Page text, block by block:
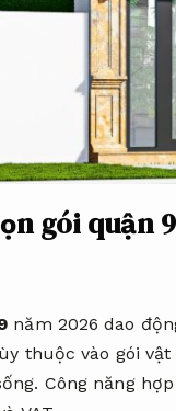
gói quận
năm 2026 dao
thuộc vào gói vật
Công năng hợp